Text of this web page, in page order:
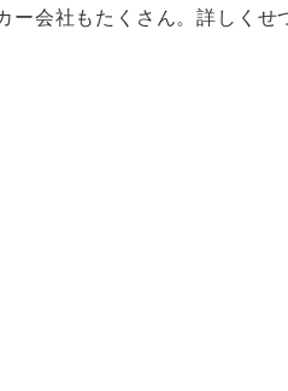
会社もたくさん。詳しくせ